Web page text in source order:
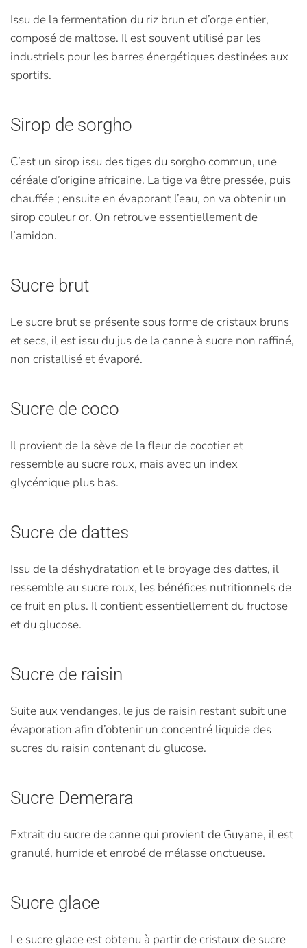
Issu de la fermentation du riz brun et d’orge entier,
composé de maltose. Il est souvent utilisé par les
industriels pour les barres énergétiques destinées aux
sportifs.
Sirop de sorgho
C’est un sirop issu des tiges du sorgho commun, une
céréale d’origine africaine. La tige va être pressée, puis
chauffée ; ensuite en évaporant l’eau, on va obtenir un
sirop couleur or. On retrouve essentiellement de
l’amidon.
Sucre brut
Le sucre brut se présente sous forme de cristaux bruns
et secs, il est issu du jus de la canne à sucre non raffiné,
non cristallisé et évaporé.
Sucre de coco
Il provient de la sève de la fleur de cocotier et
ressemble au sucre roux, mais avec un index
glycémique plus bas.
Sucre de dattes
Issu de la déshydratation et le broyage des dattes, il
ressemble au sucre roux, les bénéfices nutritionnels de
ce fruit en plus. Il contient essentiellement du fructose
et du glucose.
Sucre de raisin
Suite aux vendanges, le jus de raisin restant subit une
évaporation afin d’obtenir un concentré liquide des
sucres du raisin contenant du glucose.
Sucre Demerara
Extrait du sucre de canne qui provient de Guyane, il est
granulé, humide et enrobé de mélasse onctueuse.
Sucre glace
Le sucre glace est obtenu à partir de cristaux de sucre